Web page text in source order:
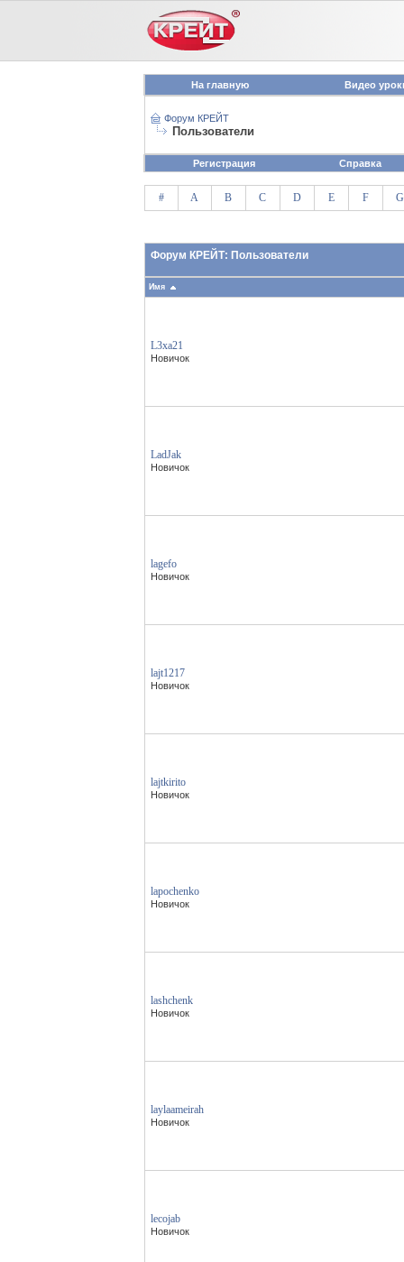
На главную Видео
Форум КРЕЙТ
Пользователи
Регистрация Справка
# A B C D E F G
Форум КРЕЙТ: Пользователи
Имя
L3xa21
Новичок
LadJak
Новичок
lagefo
Новичок
lajt1217
Новичок
lajtkirito
Новичок
lapochenko
Новичок
lashchenk
Новичок
laylaameirah
Новичок
lecojab
Новичок